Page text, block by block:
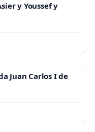
y Youssef y
Juan Carlos I de